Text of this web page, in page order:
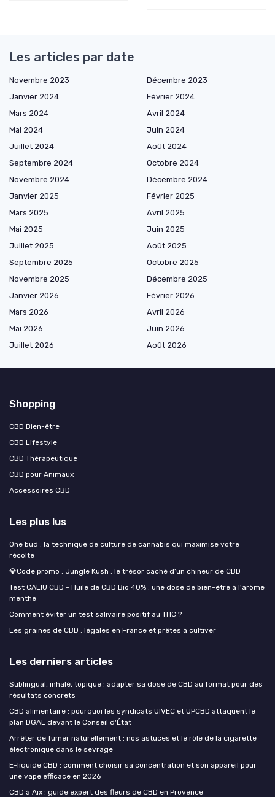
Les articles par date
Novembre 2023
Décembre 2023
Janvier 2024
Février 2024
Mars 2024
Avril 2024
Mai 2024
Juin 2024
Juillet 2024
Août 2024
Septembre 2024
Octobre 2024
Novembre 2024
Décembre 2024
Janvier 2025
Février 2025
Mars 2025
Avril 2025
Mai 2025
Juin 2025
Juillet 2025
Août 2025
Septembre 2025
Octobre 2025
Novembre 2025
Décembre 2025
Janvier 2026
Février 2026
Mars 2026
Avril 2026
Mai 2026
Juin 2026
Juillet 2026
Août 2026
Shopping
CBD Bien-être
CBD Lifestyle
CBD Thérapeutique
CBD pour Animaux
Accessoires CBD
Les plus lus
One bud : la technique de culture de cannabis qui maximise votre
récolte
💎Code promo : Jungle Kush : le trésor caché d’un chineur de CBD
Test CALIU CBD - Huile de CBD Bio 40% : une dose de bien-être à l'arôme
menthe
Comment éviter un test salivaire positif au THC ?
Les graines de CBD : légales en France et prêtes à cultiver
Les derniers articles
Sublingual, inhalé, topique : adapter sa dose de CBD au format pour des
résultats concrets
CBD alimentaire : pourquoi les syndicats UIVEC et UPCBD attaquent le
plan DGAL devant le Conseil d'État
Arrêter de fumer naturellement : nos astuces et le rôle de la cigarette
électronique dans le sevrage
E-liquide CBD : comment choisir sa concentration et son appareil pour
une vape efficace en 2026
CBD à Aix : guide expert des fleurs de CBD en Provence